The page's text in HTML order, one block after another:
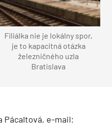
Filiálka nie je lokálny spor,
je to kapacitná otázka
železničného uzla
Bratislava
Pácaltová, e-mail: